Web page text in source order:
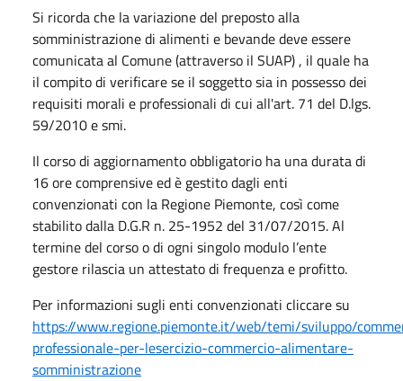
Si ricorda che la variazione del preposto alla
somministrazione di alimenti e bevande deve essere
comunicata al Comune (attraverso il SUAP) , il quale ha
il compito di verificare se il soggetto sia in possesso dei
requisiti morali e professionali di cui all'art. 71 del D.lgs.
59/2010 e smi.
Il corso di aggiornamento obbligatorio ha una durata di
16 ore comprensive ed è gestito dagli enti
convenzionati con la Regione Piemonte, così come
stabilito dalla D.G.R n. 25-1952 del 31/07/2015. Al
termine del corso o di ogni singolo modulo l’ente
gestore rilascia un attestato di frequenza e profitto.
Per informazioni sugli enti convenzionati cliccare su
https://www.regione.piemonte.it/web/temi/sviluppo/
professionale-per-lesercizio-commercio-alimentare-
somministrazione